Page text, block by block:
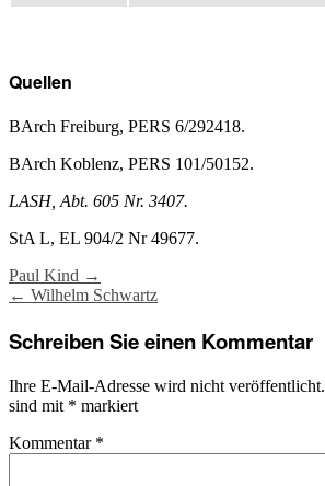
Quellen
BArch Freiburg, PERS 6/292418.
BArch Koblenz, PERS 101/50152.
LASH, Abt. 605 Nr. 3407.
StA L, EL 904/2 Nr 49677.
Post
Paul Kind →
← Wilhelm Schwartz
Schreiben Sie einen Kommentar
Ihre E-Mail-Adresse wird nicht veröffentlicht.
sind mit * markiert
Kommentar *